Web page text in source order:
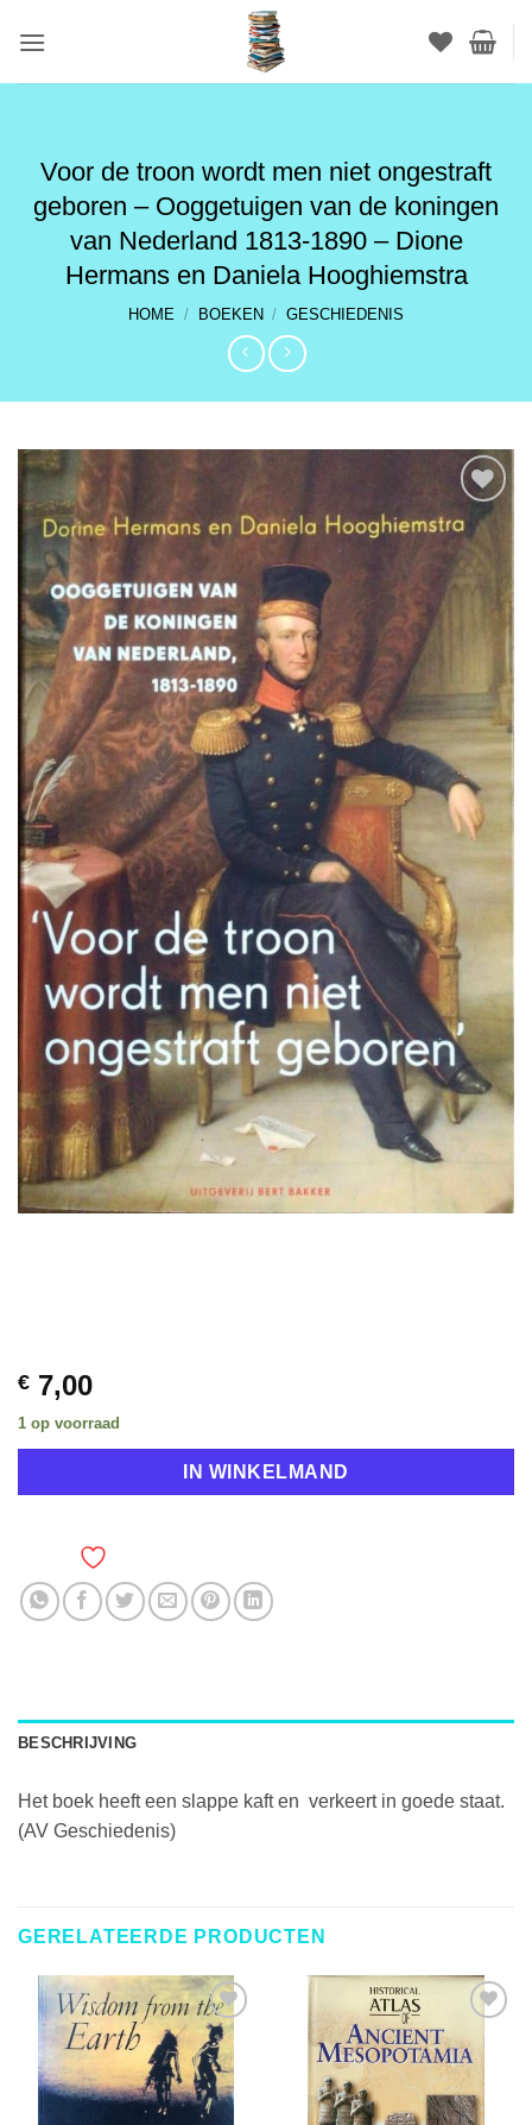
naar
Voor de troon wordt men niet ongestraft
geboren – Ooggetuigen van de koningen
van Nederland 1813-1890 – Dione
Hermans en Daniela Hooghiemstra
HOME / BOEKEN / GESCHIEDENIS
TOEVOEGEN
AAN
VERLANGLIJST
€ 7,00
1 op voorraad
IN WINKELMAND
BESCHRIJVING
Het boek heeft een slappe kaft en verkeert in goede staat.
(AV Geschiedenis)
GERELATEERDE PRODUCTEN
TOEVOEGEN
AAN
VERLANGLIJST
TOEVOEGEN
AAN
VERLANGLIJST